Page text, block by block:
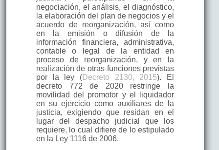
negociación, el análisis, el diagnóstico,
la elaboración del plan de negocios y el
acuerdo de reorganización, así como
en la emisión o difusión de la
información financiera, administrativa,
contable o legal de la entidad en
proceso de reorganización, y en la
realización de otras funciones previstas
por la ley (Decreto 2130, 2015). El
decreto 772 de 2020 restringe la
movilidad del promotor y el liquidador
en su ejercicio como auxiliares de la
justicia, exigiendo que residan en el
lugar del despacho judicial que los
requiere, lo cual difiere de lo estipulado
en la Ley 1116 de 2006.